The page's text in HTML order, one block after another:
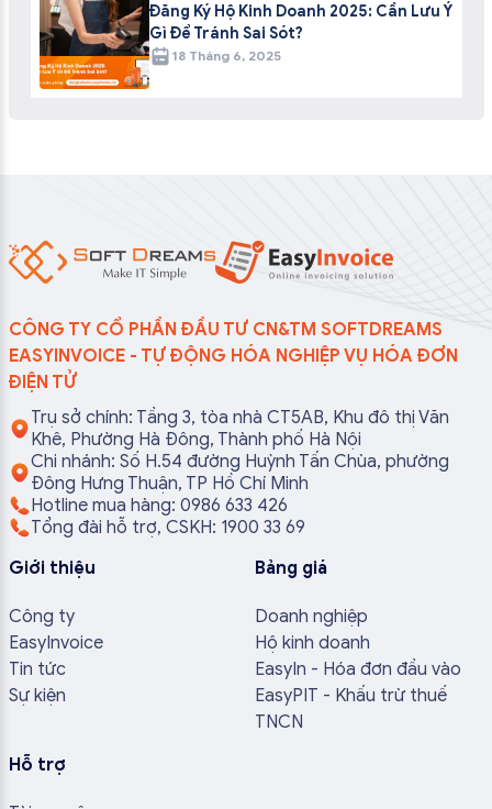
Đăng Ký Hộ Kinh Doanh 2025: Cần Lưu Ý
Gì Để Tránh Sai Sót?
18 Tháng 6, 2025
CÔNG TY CỔ PHẦN ĐẦU TƯ CN&TM SOFTDREAMS
EASYINVOICE - TỰ ĐỘNG HÓA NGHIỆP VỤ HÓA ĐƠN
ĐIỆN TỬ
Trụ sở chính: Tầng 3, tòa nhà CT5AB, Khu đô thị Văn
Khê, Phường Hà Đông, Thành phố Hà Nội
Chi nhánh: Số H.54 đường Huỳnh Tấn Chùa, phường
Đông Hưng Thuận, TP Hồ Chí Minh
Hotline mua hàng: 0986 633 426
Tổng đài hỗ trợ, CSKH: 1900 33 69
Giới thiệu
Công ty
EasyInvoice
Tin tức
Sự kiện
Bảng giá
Doanh nghiệp
Hộ kinh doanh
EasyIn - Hóa đơn đầu vào
EasyPIT - Khấu trừ thuế
TNCN
Hỗ trợ